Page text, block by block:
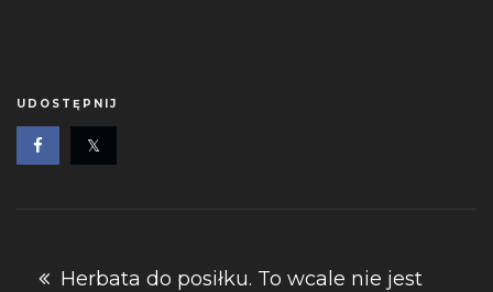
UDOSTĘPNIJ
Nawigacja
Herbata do posiłku. To wcale nie jest